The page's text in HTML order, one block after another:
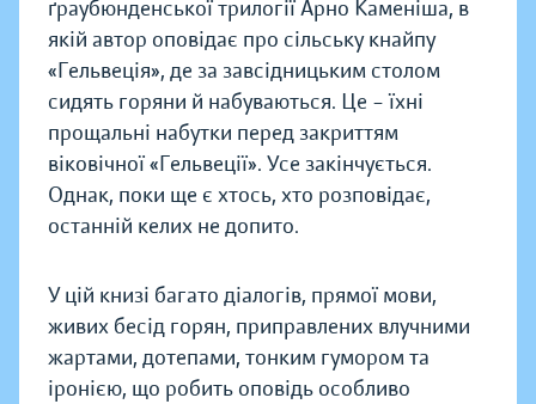
ґраубюнденської трилогії Арно Каменіша, в
якій автор оповідає про сільську кнайпу
«Гельвеція», де за завсідницьким столом
сидять горяни й набуваються. Це – їхні
прощальні набутки перед закриттям
віковічної «Гельвеції». Усе закінчується.
Однак, поки ще є хтось, хто розповідає,
останній келих не допито.
У цій книзі багато діалогів, прямої мови,
живих бесід горян, приправлених влучними
жартами, дотепами, тонким гумором та
іронією, що робить оповідь особливо